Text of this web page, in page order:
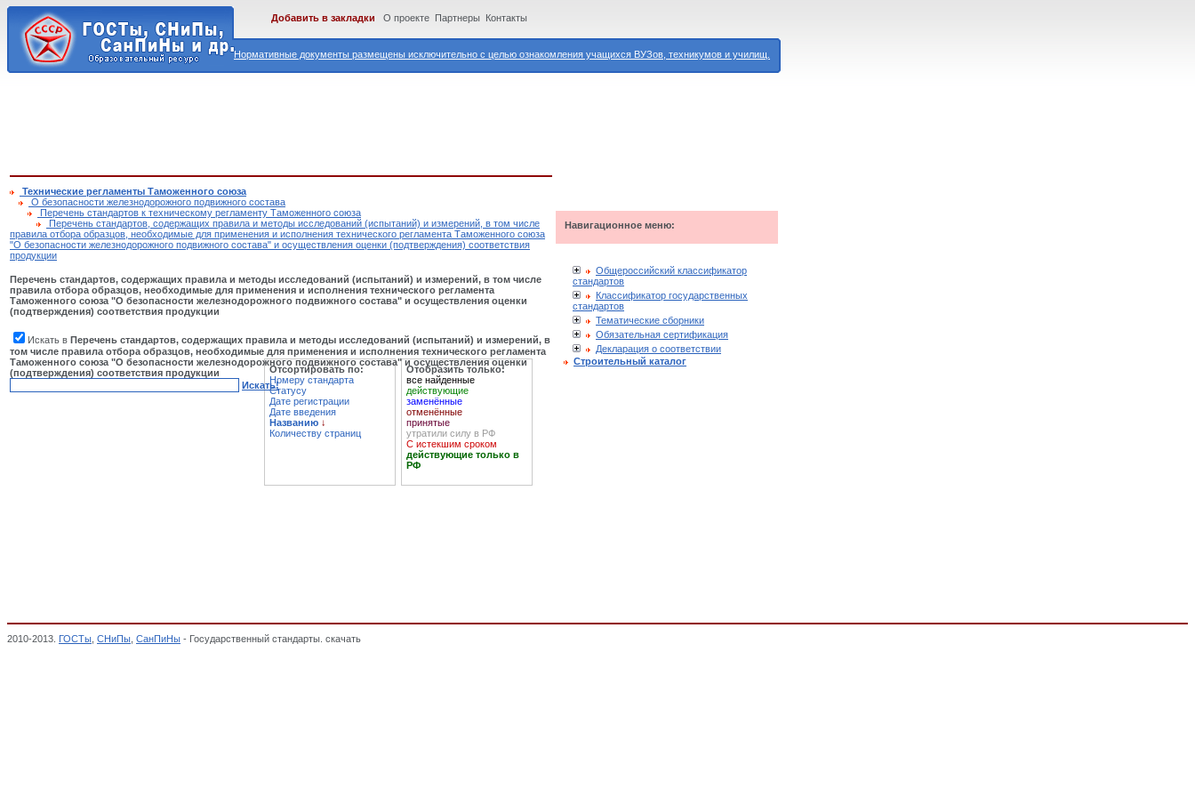
Нормативные документы размещены исключительно с целью ознакомления учащихся ВУЗов, техникумов и училищ.
Добавить в закладки О проекте Партнеры Контакты
Технические регламенты Таможенного союза
О безопасности железнодорожного подвижного состава
Перечень стандартов к техническому регламенту Таможенного союза
Перечень стандартов, содержащих правила и методы исследований (испытаний) и измерений, в том числе
правила отбора образцов, необходимые для применения и исполнения технического регламента Таможенного союза
"О безопасности железнодорожного подвижного состава" и осуществления оценки (подтверждения) соответствия
продукции
Перечень стандартов, содержащих правила и методы исследований (испытаний) и измерений, в том числе
правила отбора образцов, необходимые для применения и исполнения технического регламента
Таможенного союза "О безопасности железнодорожного подвижного состава" и осуществления оценки
(подтверждения) соответствия продукции
Искать в Перечень стандартов, содержащих правила и методы исследований (испытаний) и измерений, в
том числе правила отбора образцов, необходимые для применения и исполнения технического регламента
Таможенного союза "О безопасности железнодорожного подвижного состава" и осуществления оценки
(подтверждения) соответствия продукции
Искать!
Отсортировать по:
Номеру стандарта
Статусу
Дате регистрации
Дате введения
Названию ↓
Количеству страниц
Отобразить только:
все найденные
действующие
заменённые
отменённые
принятые
утратили силу в РФ
С истекшим сроком
действующие только в
РФ
Навигационное меню:
Общероссийский классификатор
стандартов
Классификатор государственных
стандартов
Тематические сборники
Обязательная сертификация
Декларация о соответствии
Строительный каталог
2010-2013. ГОСТы СНиПы СанПиНы - Государственный стандарты. скачать